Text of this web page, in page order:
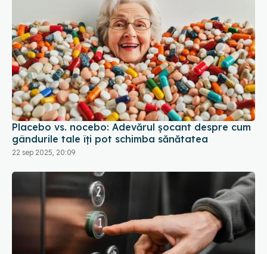
Placebo vs. nocebo: Adevărul șocant despre cum
gândurile tale îți pot schimba sănătatea
22 sep 2025, 20:09